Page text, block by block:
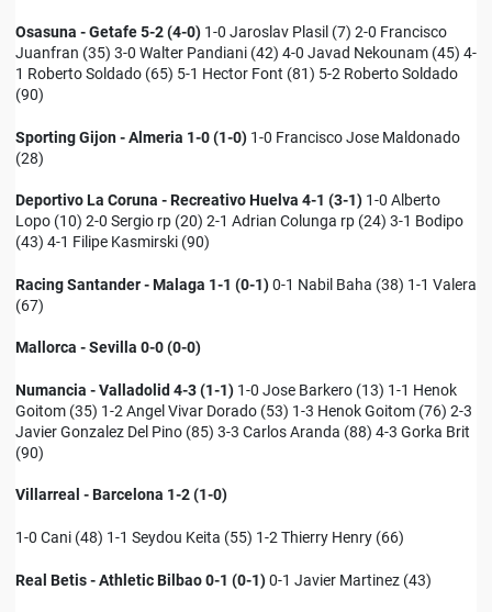
Osasuna - Getafe 5-2 (4-0) 1-0 Jaroslav Plasil (7) 2-0 Francisco
Juanfran (35) 3-0 Walter Pandiani (42) 4-0 Javad Nekounam (45) 4-
1 Roberto Soldado (65) 5-1 Hector Font (81) 5-2 Roberto Soldado
(90)
Sporting Gijon - Almeria 1-0 (1-0) 1-0 Francisco Jose Maldonado
(28)
Deportivo La Coruna - Recreativo Huelva 4-1 (3-1) 1-0 Alberto
Lopo (10) 2-0 Sergio rp (20) 2-1 Adrian Colunga rp (24) 3-1 Bodipo
(43) 4-1 Filipe Kasmirski (90)
Racing Santander - Malaga 1-1 (0-1)0-1 Nabil Baha (38) 1-1 Valera
(67)
Mallorca - Sevilla 0-0 (0-0)
Numancia - Valladolid 4-3 (1-1) 1-0 Jose Barkero (13) 1-1 Henok
Goitom (35) 1-2 Angel Vivar Dorado (53) 1-3 Henok Goitom (76) 2-3
Javier Gonzalez Del Pino (85) 3-3 Carlos Aranda (88) 4-3 Gorka Brit
(90)
Villarreal - Barcelona 1-2 (1-0)
1-0 Cani (48) 1-1 Seydou Keita (55) 1-2 Thierry Henry (66)
Real Betis - Athletic Bilbao 0-1 (0-1)0-1 Javier Martinez (43)